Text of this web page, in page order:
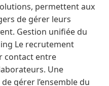
permettent aux
de gérer leurs
Gestion unifiée du
Le recrutement
contact entre
Une
gérer l’ensemble du